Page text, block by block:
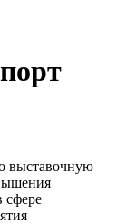
выставочную
сфере